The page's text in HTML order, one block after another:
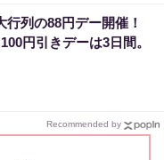
行列の88円デー開催！
円引きデーは3日間。
Recommended by